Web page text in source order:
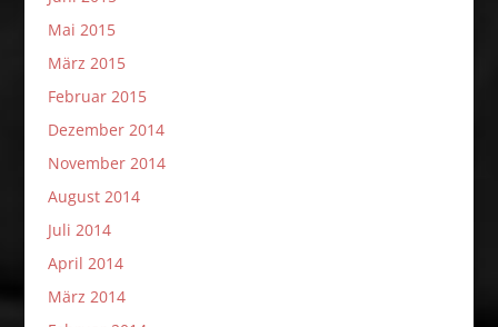
Mai 2015
März 2015
Februar 2015
Dezember 2014
November 2014
August 2014
Juli 2014
April 2014
März 2014